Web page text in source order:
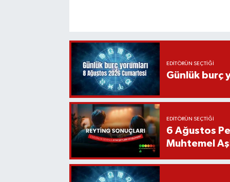
EDITÖRÜN SEÇTIĞI
Günlük burç
EDITÖRÜN SEÇTIĞI
6 Ağustos
Muhtemel